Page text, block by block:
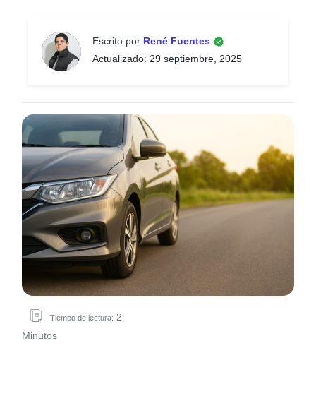
Escrito por René Fuentes
Actualizado: 29 septiembre, 2025
Tiempo de lectura: 2
Minutos